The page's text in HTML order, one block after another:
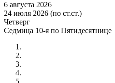
6 августа 2026
24 июля 2026 (по ст.ст.)
Четверг
Седмица 10-я по Пятидесятнице